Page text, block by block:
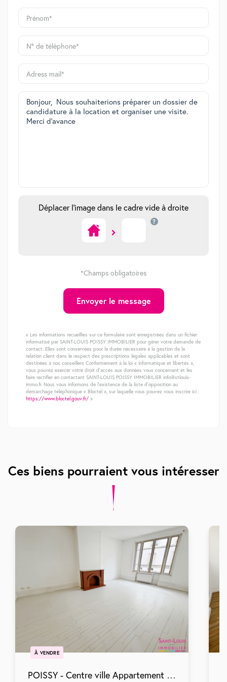
Déplacer l'image dans le cadre vide à droite
?
*Champs obligatoires
Envoyer le message
« Les informations recueillies sur ce formulaire sont enregistrées dans un fichier
informatisé par SAINT-LOUIS POISSY IMMOBILIER pour gérer votre demande de
contact. Elles sont conservées pour la durée nécessaire à la gestion de la
relation client dans le respect des prescriptions légales applicables et sont
destinées à nos conseillers Conformément à la loi « informatique et libertés »,
vous pouvez exercer votre droit d'accès aux données vous concernant et les
faire rectifier en contactant SAINT-LOUIS POISSY IMMOBILIER info@stlouis-
immo.fr. Nous vous informons de l'existence de la liste d'opposition au
démarchage téléphonique « Bloctel », sur laquelle vous pouvez vous inscrire ici :
https://www.bloctel.gouv.fr/ »
Ces biens pourraient vous intéresser
À VENDRE
POISSY - Centre ville Appartement Poissy 3 pièces